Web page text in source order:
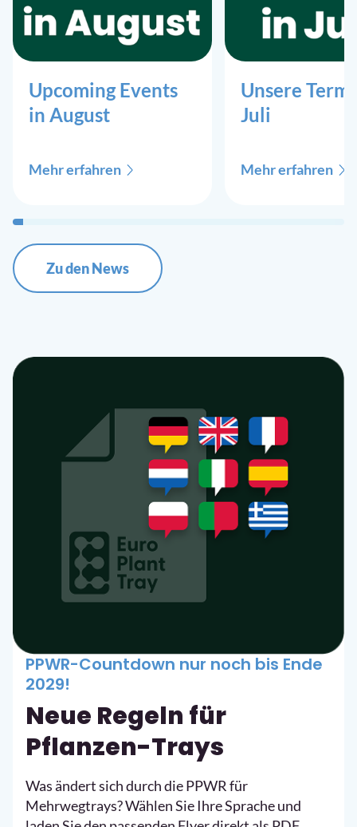
Folgen Sie uns aufLinkedIn,
FacebookundInstagram
, um
immer informiert zu sein.
Mehr erfahren
Zu den News